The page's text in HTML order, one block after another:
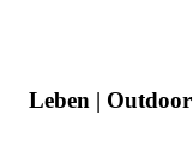
Leben | Outdoor